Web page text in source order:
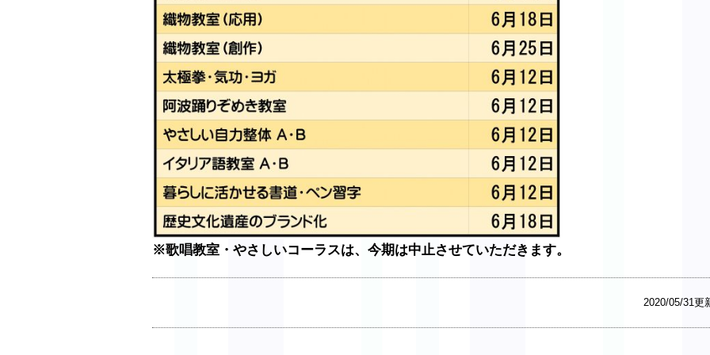
※歌唱教室・やさしいコーラスは、今期は中止させていただきます。
2020/05/31更